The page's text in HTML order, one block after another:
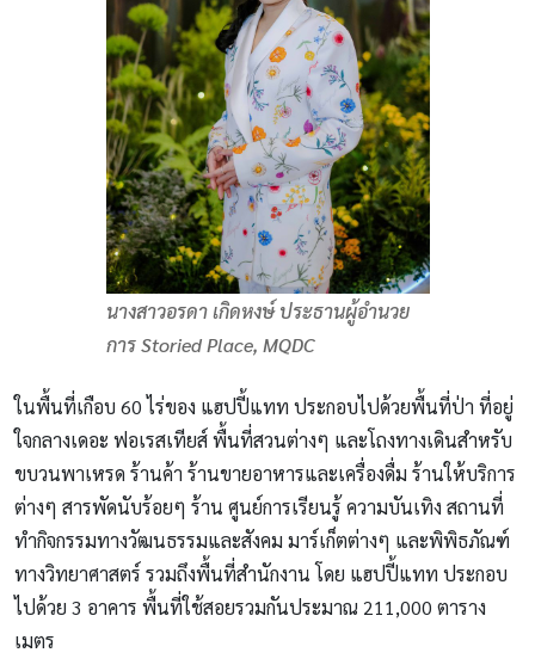
นางสาวอรดา เกิดหงษ์ ประธานผู้อำนวย
การ Storied Place, MQDC
ในพื้นที่เกือบ 60 ไร่ของ แฮปปี้แทท ประกอบไปด้วยพื้นที่ป่า ที่อยู่
ใจกลางเดอะ ฟอเรสเทียส์ พื้นที่สวนต่างๆ และโถงทางเดินสำหรับ
ขบวนพาเหรด ร้านค้า ร้านขายอาหารและเครื่องดื่ม ร้านให้บริการ
ต่างๆ สารพัดนับร้อยๆ ร้าน ศูนย์การเรียนรู้ ความบันเทิง สถานที่
ทำกิจกรรมทางวัฒนธรรมและสังคม มาร์เก็ตต่างๆ และพิพิธภัณฑ์
ทางวิทยาศาสตร์ รวมถึงพื้นที่สำนักงาน โดย แฮปปี้แทท ประกอบ
ไปด้วย 3 อาคาร พื้นที่ใช้สอยรวมกันประมาณ 211,000 ตาราง
เมตร